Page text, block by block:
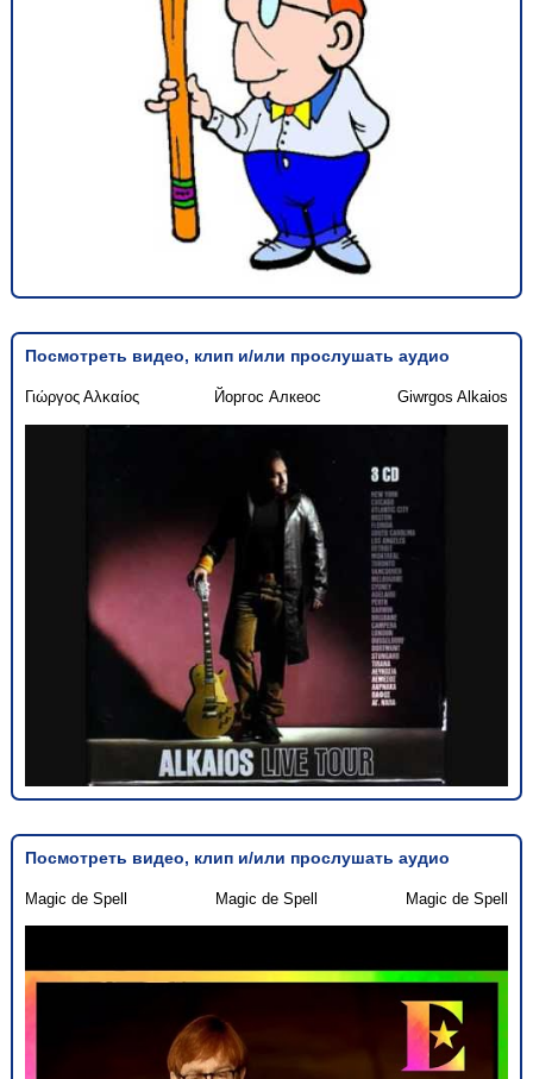
Посмотреть видео, клип и/или прослушать аудио
Γιώργος Αλκαίος Йоргос Алкеос Giwrgos Alkaios
Посмотреть видео, клип и/или прослушать аудио
Magic de Spell Magic de Spell Magic de Spell